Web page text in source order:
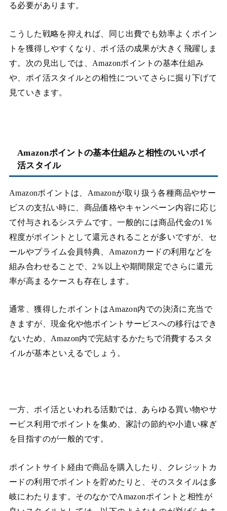
る必要があります。
こうした戦略を抑えれば、同じ出費でも効率よくポイン
トを獲得しやすくなり、ポイ活の成果が大きく飛躍しま
す。次の見出しでは、Amazonポイントの基本仕組み
や、ポイ活スタイルとの相性についてさらに掘り下げて
見ていきます。
Amazonポイントの基本仕組みと相性のいいポイ
活スタイル
Amazonポイントは、Amazonが取り扱う各種商品やサー
ビスの支払い時に、商品価格やキャンペーン内容に応じ
て付与されるシステムです。一般的には商品代金の1％
程度がポイントとして還元されることが多いですが、セ
ールやプライム会員特典、Amazonカードの利用などを
組み合わせることで、2％以上や期間限定でさらに還元
率が高まるケースも存在します。
通常、獲得したポイントはAmazon内での決済に充当で
きますが、現金化や他ポイントサービスへの移行はでき
ないため、Amazon内で完結するかたちで消費するスタ
イルが基本といえるでしょう。
一方、ポイ活といわれる活動では、あらゆる買い物やサ
ービス利用でポイントを集め、家計の節約や小遣い稼ぎ
を目指すのが一般的です。
ポイントサイト経由で商品を購入したり、クレジットカ
ードの利用でポイントを貯めたりと、そのスタイルは多
岐にわたります。そのなかでAmazonポイントと相性が